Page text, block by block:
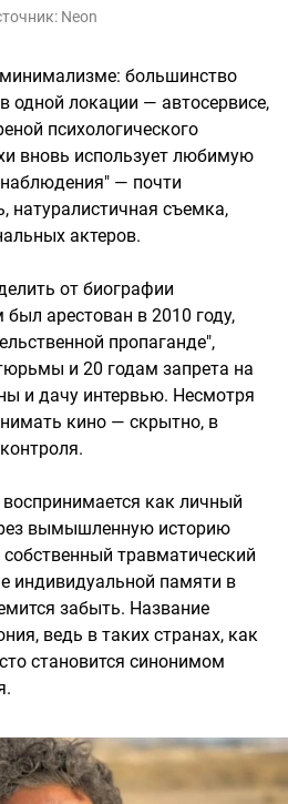
Neon
большинство
одной локации — автосервисе,
психологического
вновь использует любимую
наблюдения" — почти
натуралистичная съемка,
актеров.
от биографии
арестован в 2010 году,
пропаганде",
и 20 годам запрета на
и дачу интервью. Несмотря
кино — скрытно, в
как личный
вымышленную историю
травматический
индивидуальной памяти в
забыть. Название
ведь в таких странах, как
становится синонимом